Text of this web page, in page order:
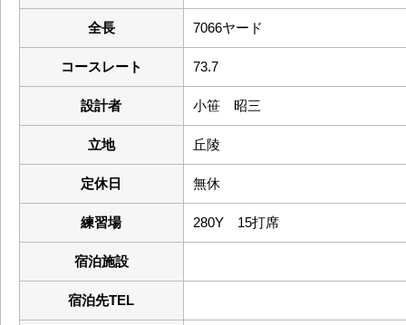
全長 7066ヤード
コースレート 73.7
設計者 小笹 昭三
立地 丘陵
定休日 無休
練習場 280Y 15打席
宿泊施設
宿泊先TEL